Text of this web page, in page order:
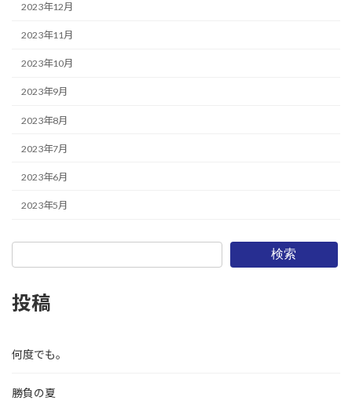
2023年12月
2023年11月
2023年10月
2023年9月
2023年8月
2023年7月
2023年6月
2023年5月
検索
投稿
何度でも。
勝負の夏